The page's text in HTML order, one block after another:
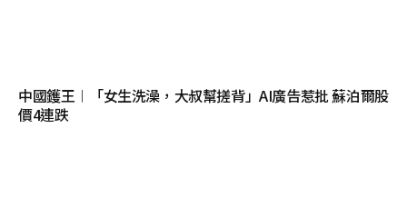
中國鑊王︱「女生洗澡，大叔幫搓背」AI廣告惹批 蘇泊爾股
價4連跌